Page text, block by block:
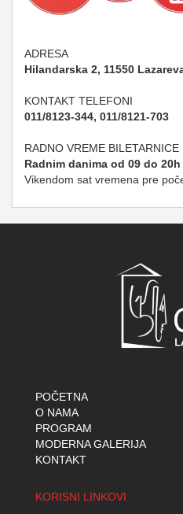
ADRESA
Hilandarska 2, 11550
KONTAKT TELEFONI
011/8123-344, 011/8121-703
RADNO VREME BILETARNICE
Radnim danima od 09 do 20h
Vikendom sat vremena pre
POČETNA
O NAMA
PROGRAM
MODERNA GALERIJA
KONTAKT
KORISNI LINKOVI